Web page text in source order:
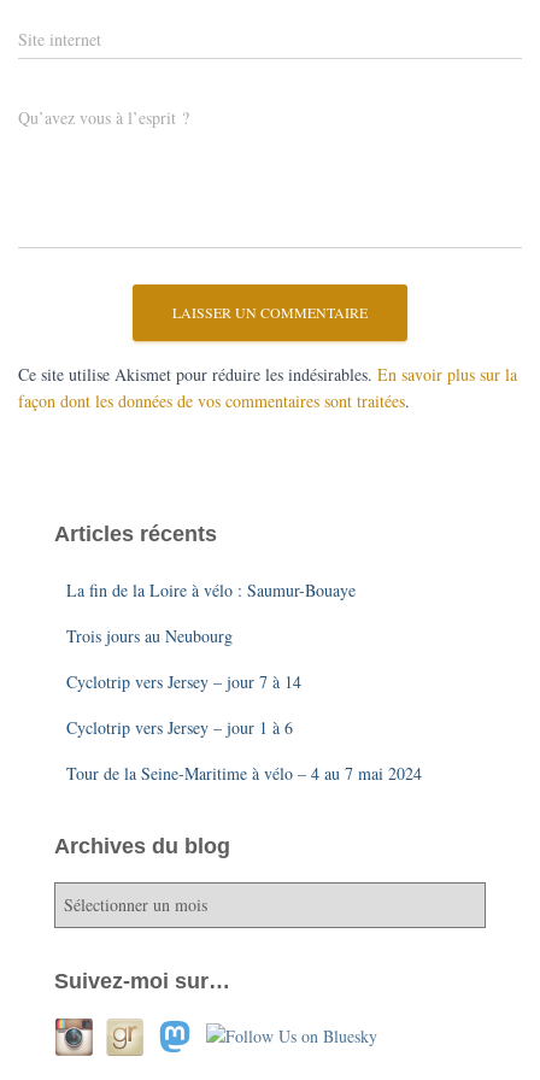
Site internet
Qu’avez vous à l’esprit ?
Ce site utilise Akismet pour réduire les indésirables. En savoir plus sur la
façon dont les données de vos commentaires sont traitées.
Articles récents
La fin de la Loire à vélo : Saumur-Bouaye
Trois jours au Neubourg
Cyclotrip vers Jersey – jour 7 à 14
Cyclotrip vers Jersey – jour 1 à 6
Tour de la Seine-Maritime à vélo – 4 au 7 mai 2024
Archives du blog
h
v
e
Suivez-moi sur…